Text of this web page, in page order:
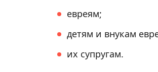
евреям;
детям и внукам
их супругам.